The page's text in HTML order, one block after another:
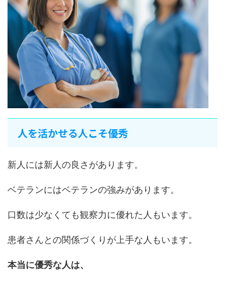
人を活かせる人こそ優秀
新人には新人の良さがあります。
ベテランにはベテランの強みがあります。
口数は少なくても観察力に優れた人もいます。
患者さんとの関係づくりが上手な人もいます。
本当に優秀な人は、